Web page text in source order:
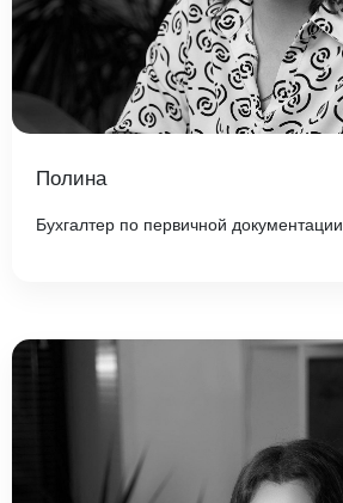
Полина
Бухгалтер по первичной документации